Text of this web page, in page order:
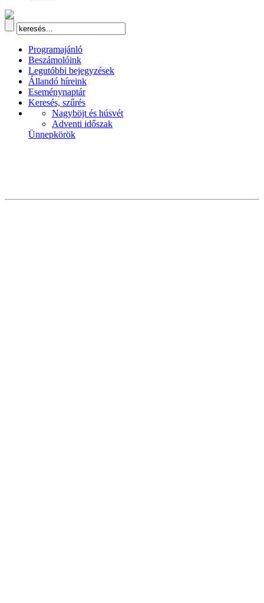
Programajánló
Beszámolóink
Legutóbbi bejegyzések
Állandó híreink
Eseménynaptár
Keresés, szűrés
Nagyböjt és húsvét
Adventi időszak
Ünnepkörök